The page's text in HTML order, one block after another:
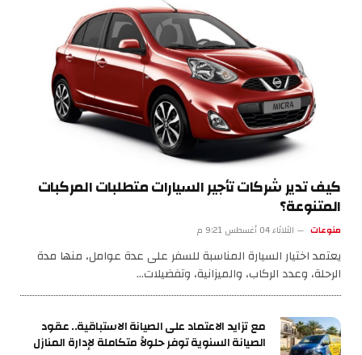
كيف تدير شركات تأجير السيارات متطلبات المركبات
المتنوعة؟
منوعات الثلاثاء 04 أغسطس 9:21 م
يعتمد اختيار السيارة المناسبة للسفر على عدة عوامل، منها مدة
الرحلة، وعدد الركاب، والميزانية، وتفضيلات…
مع تزايد الاعتماد على الصيانة الاستباقية.. عقود
الصيانة السنوية توفر حلولاً متكاملة لإدارة المنازل